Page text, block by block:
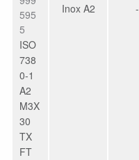
595
5
ISO
738
0-1
A2
M3X
30
TX
FT
Inox A2 -